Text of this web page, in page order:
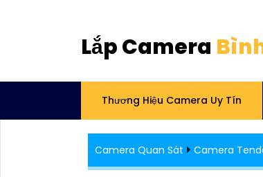
Lắp Camera
Thương Hiệu Camera Uy Tín
Camera Quan Sát Camera